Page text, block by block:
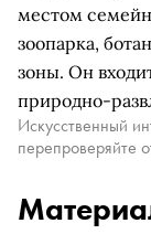
местом
зоопарка,
зоны. Он
природно-
Искусственный
перепроверяйте